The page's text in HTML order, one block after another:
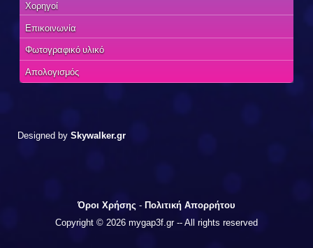
Χορηγοί
Επικοινωνία
Φωτογραφικό υλικό
Απολογισμός
Designed by Skywalker.gr
Όροι Χρήσης - Πολιτική Απορρήτου
Copyright © 2026 mygap3f.gr -- All rights reserved